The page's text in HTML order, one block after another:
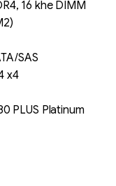
16 khe DIMM
SAS
x4
PLUS Platinum